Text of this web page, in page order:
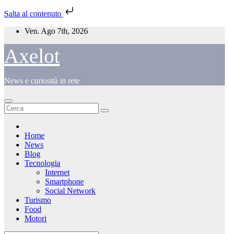
Salta al contenuto
Salta
contenuto
Ven. Ago 7th, 2026
Axelot
News e curiosità in rete
Home
News
Blog
Tecnologia
Internet
Smartphone
Social Network
Turismo
Food
Motori